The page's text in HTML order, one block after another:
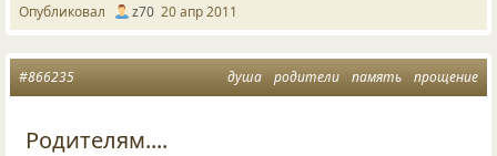
Опубликовал z70 20 апр 2011
душа родители память прощение
#866235
Родителям....